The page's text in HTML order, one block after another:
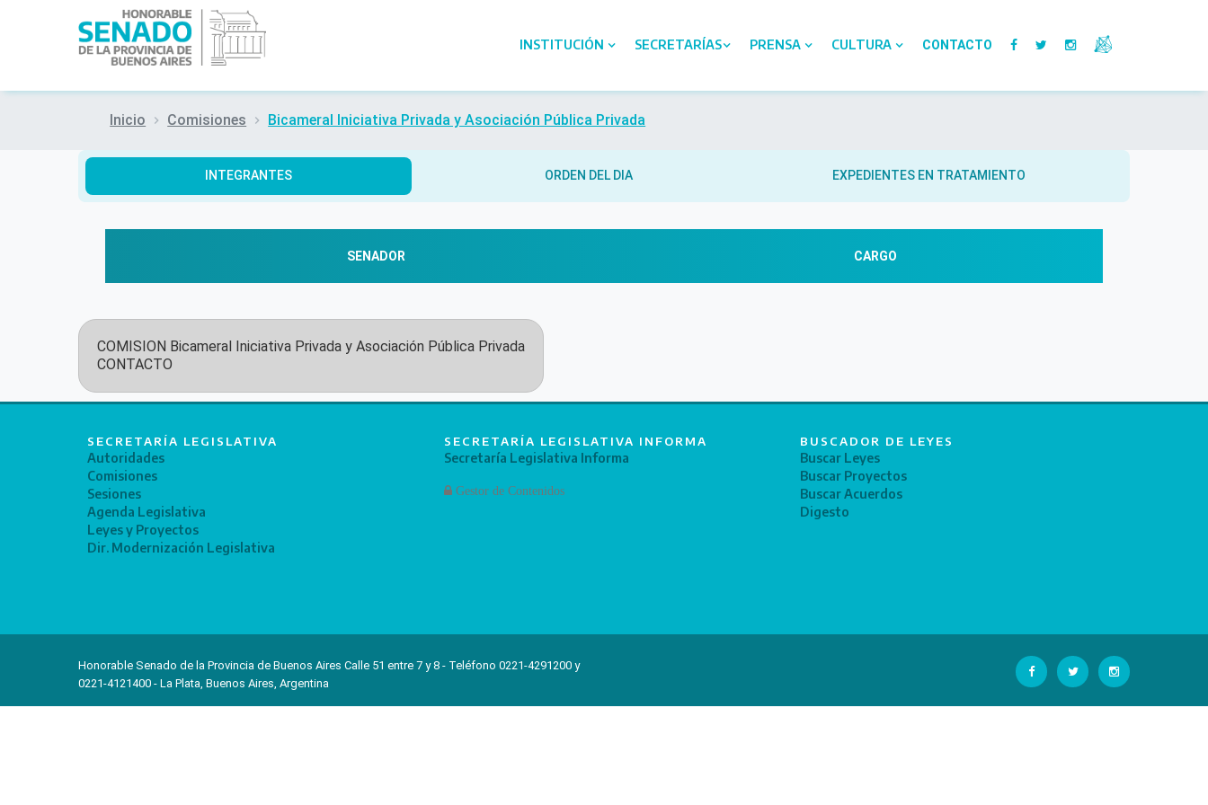
INSTITUCIÓN SECRETARÍAS PRENSA CULTURA CONTACTO
Inicio Comisiones Bicameral Iniciativa Privada y Asociación Pública Privada
INTEGRANTES ORDEN DEL DIA EXPEDIENTES EN TRATAMIENTO
SENADOR CARGO
COMISION Bicameral Iniciativa Privada y Asociación Pública Privada
CONTACTO
Honorable Senado de la Provincia de Buenos Aires Calle 51 entre 7 y 8 - Teléfono 0221-4291200 y
0221-4121400 - La Plata, Buenos Aires, Argentina
SECRETARÍA LEGISLATIVA
Autoridades
Comisiones
Sesiones
Agenda Legislativa
Leyes y Proyectos
Dir. Modernización Legislativa
SECRETARÍA LEGISLATIVA INFORMA
Secretaría Legislativa Informa
Gestor de Contenidos
BUSCADOR DE LEYES
Buscar Leyes
Buscar Proyectos
Buscar Acuerdos
Digesto